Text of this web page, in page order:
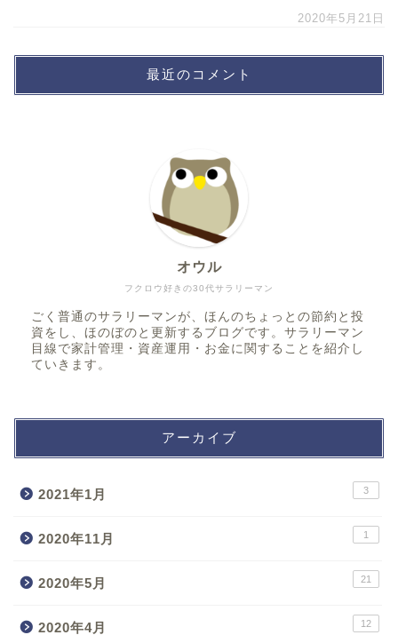
2020年5月21日
最近のコメント
フクロウ好きの30代サラリーマン
オウル
ごく普通のサラリーマンが、ほんのちょっとの節約と投
資をし、ほのぼのと更新するブログです。サラリーマン
目線で家計管理・資産運用・お金に関することを紹介し
ていきます。
アーカイブ
2021年1月 3
2020年11月 1
2020年5月 21
2020年4月 12